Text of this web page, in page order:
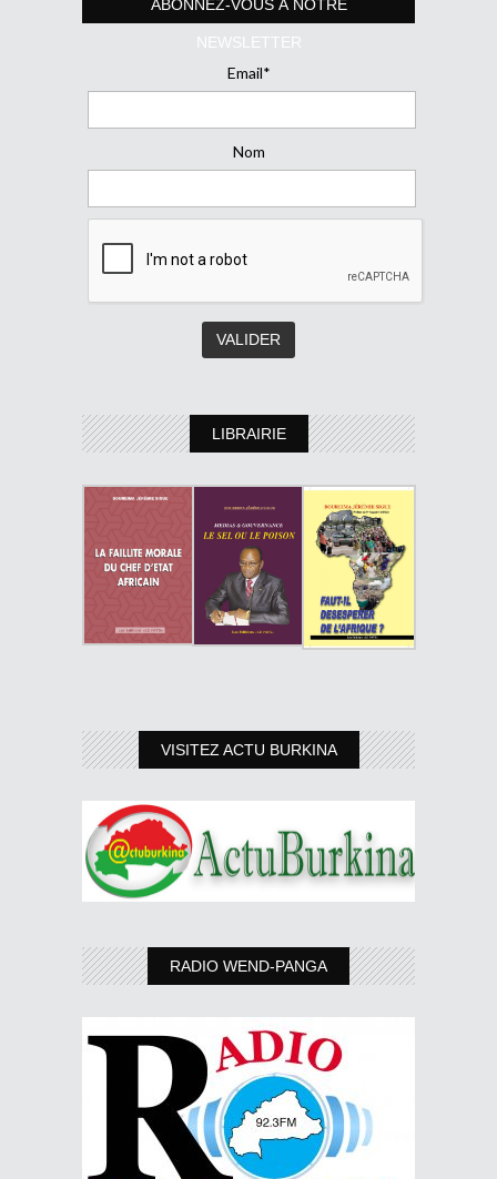
ABONNEZ-VOUS À NOTRE
NEWSLETTER
Email*
Nom
LIBRAIRIE
VISITEZ ACTU BURKINA
RADIO WEND-PANGA